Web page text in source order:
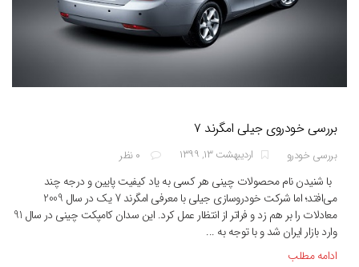
بررسی خودروی جیلی امگرند ۷
بررسی خودرو اردیبهشت ۱۳, ۱۳۹۹ ۰ نظر
با شنیدن نام محصولات چینی هر کسی به یاد کیفیت پایین و درجه چند
می‌افتد؛ اما شرکت خودروسازی جیلی با معرفی امگرند 7 یک در سال 2009
معادلات را بر هم زد و فراتر از انتظار عمل کرد. این سدان کامپکت چینی در سال 91
وارد بازار ایران شد و با توجه به ...
ادامه مطلب